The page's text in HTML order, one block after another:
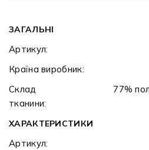
ЗАГАЛЬНІ
Артикул:
Країна виробник:
Склад
тканини:
77%
ХАРАКТЕРИСТИКИ
Артикул: